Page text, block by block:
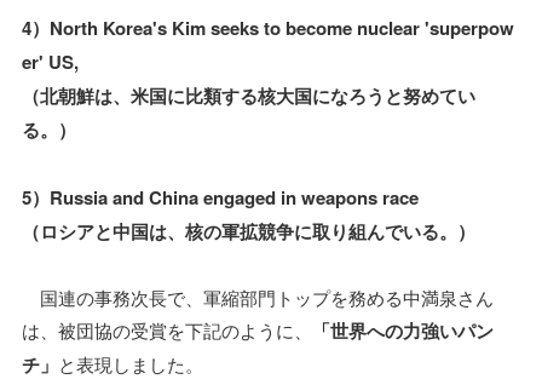
4）North Korea's Kim seeks to become nuclear 'superpow
er' US,
（北朝鮮は、米国に比類する核大国になろうと努めてい
る。）
5）Russia and China engaged in weapons race
（ロシアと中国は、核の軍拡競争に取り組んでいる。）
国連の事務次長で、軍縮部門トップを務める中満泉さん
は、被団協の受賞を下記のように、
「世界への力強いパン
チ」 と表現しました。